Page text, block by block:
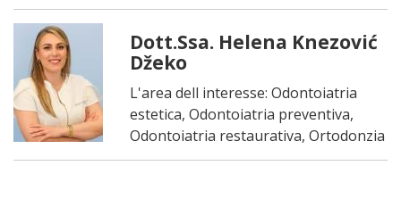
Dott.Ssa. Helena Knezović
Džeko
L'area dell interesse: Odontoiatria
estetica, Odontoiatria preventiva,
Odontoiatria restaurativa, Ortodonzia